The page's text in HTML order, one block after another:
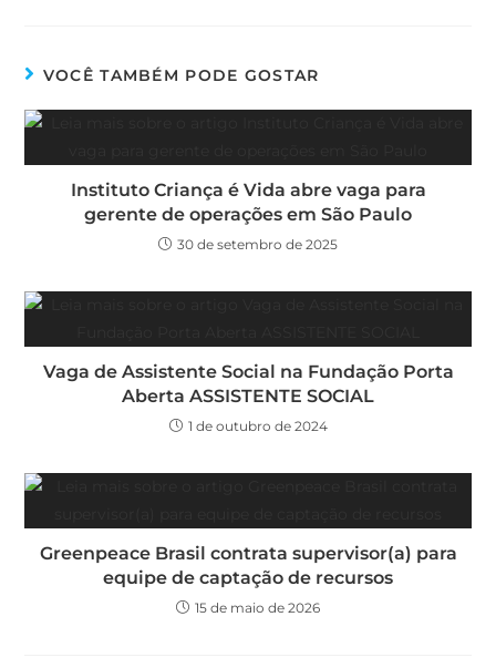
VOCÊ TAMBÉM PODE GOSTAR
Instituto Criança é Vida abre vaga para
gerente de operações em São Paulo
30 de setembro de 2025
Vaga de Assistente Social na Fundação Porta
Aberta ASSISTENTE SOCIAL
1 de outubro de 2024
Greenpeace Brasil contrata supervisor(a) para
equipe de captação de recursos
15 de maio de 2026